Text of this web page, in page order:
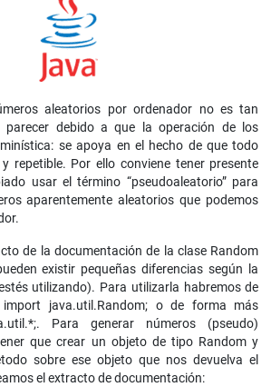
aleatorios por ordenador no es tan
parecer debido a que la operación de los
se apoya en el hecho de que todo
repetible. Por ello conviene tener presente
usar el término “pseudoaleatorio” para
aparentemente aleatorios que podemos
de la documentación de la clase Random
existir pequeñas diferencias según la
utilizando). Para utilizarla habremos de
java.util.Random; o de forma más
Para generar números (pseudo)
que crear un objeto de tipo Random y
sobre ese objeto que nos devuelva el
el extracto de documentación: